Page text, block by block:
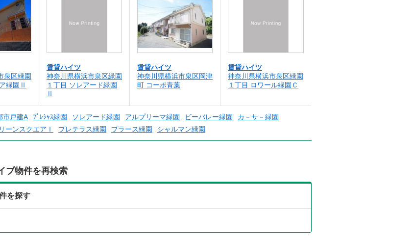
泉区緑園
緑園Ⅱ
賃貸ハイツ
神奈川県横浜市泉区緑園
１丁目 ソレアード緑園
Ⅱ
賃貸ハイツ
神奈川県横浜市泉区岡津
町 コーポ青葉
賃貸ハイツ
神奈川県横浜市泉区緑園
１丁目 ロワール緑園Ｃ
市戸建A ﾌﾟﾚｼｬｽ緑園 ソレアード緑園 アルプリーマ緑園 ビーバレー緑園
カ－サ－緑園
ーンスクエアⅠ プレテラス緑園 プラース緑園 シャルマン緑園
ブ物件を再検索
を探す